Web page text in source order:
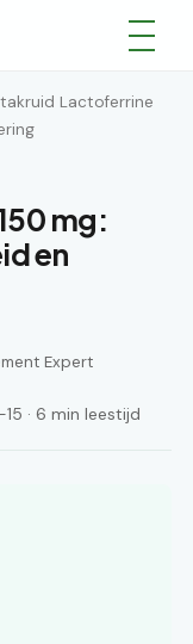
Lactoferrine
mg:
en
Expert
· 6 min leestijd